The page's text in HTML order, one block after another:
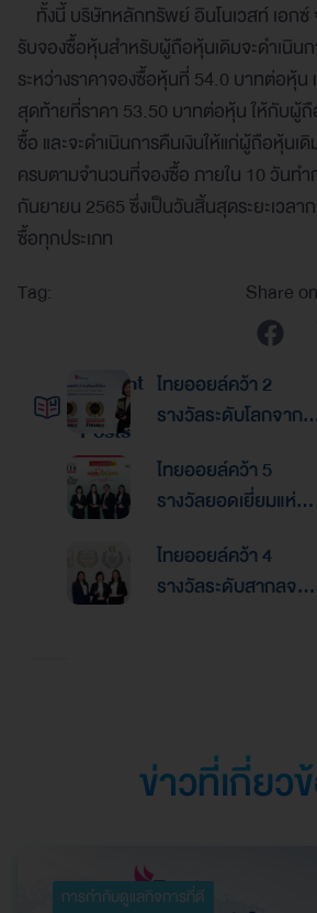
ทั้งนี้ บริษัทหลักทรัพย์ อินโนเวสท์ เอกซ์
รับจองซื้อหุ้นสำหรับผู้ถือหุ้นเดิมจะดำเนิน
ระหว่างราคาจองซื้อหุ้นที่ 54.0 บาทต่อหุ้น
สุดท้ายที่ราคา 53.50 บาทต่อหุ้น ให้กับผู้
ซื้อ และจะดำเนินการคืนเงินให้แก่ผู้ถือหุ้นเ
ครบตามจำนวนที่จองซื้อ ภายใน 10 วันท
กันยายน 2565 ซึ่งเป็นวันสิ้นสุดระยะเวล
ซื้อทุกประเภท
Tag:
Share
Recent
Posts
ไทยออยล์คว้า 2
รางวัลระดับโลกจาก
Finance Awards
2026ตอกย้ำความเป็น
เลิศด้านการบริหาร
การเงินและการระดม
ทุน
ไทยออยล์คว้า 5
รางวัลยอดเยี่ยมแห่ง
รางวัล “Asian
Excellence Award
ไทยออยล์คว้า 4
รางวัลระดับสากลจาก
ข่าวที่เกี่ยว
การกำกับดูแลกิจการที่ดี